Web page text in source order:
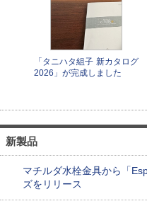
「タニハタ組子 新カタログ
2026」が完成しました
新製品
マチルダ水栓金具から「
ズをリリース